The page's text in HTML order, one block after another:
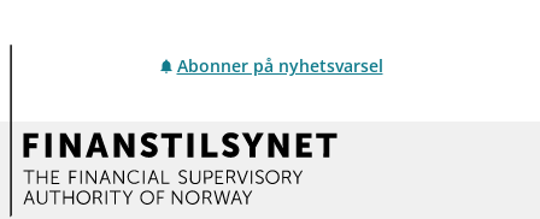
Abonner på nyhetsvarsel